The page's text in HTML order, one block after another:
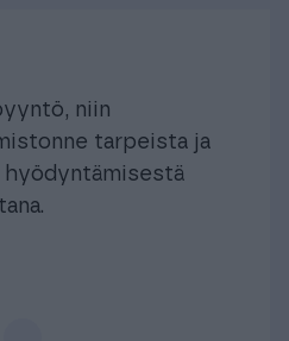
niin
tarpeista ja
hyödyntämisestä